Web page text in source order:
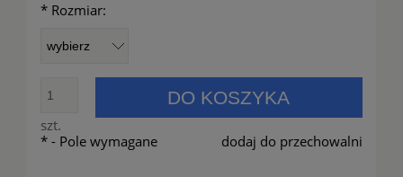
* Rozmiar:
szt.
DO KOSZYKA
dodaj do przechowalni
* - Pole wymagane